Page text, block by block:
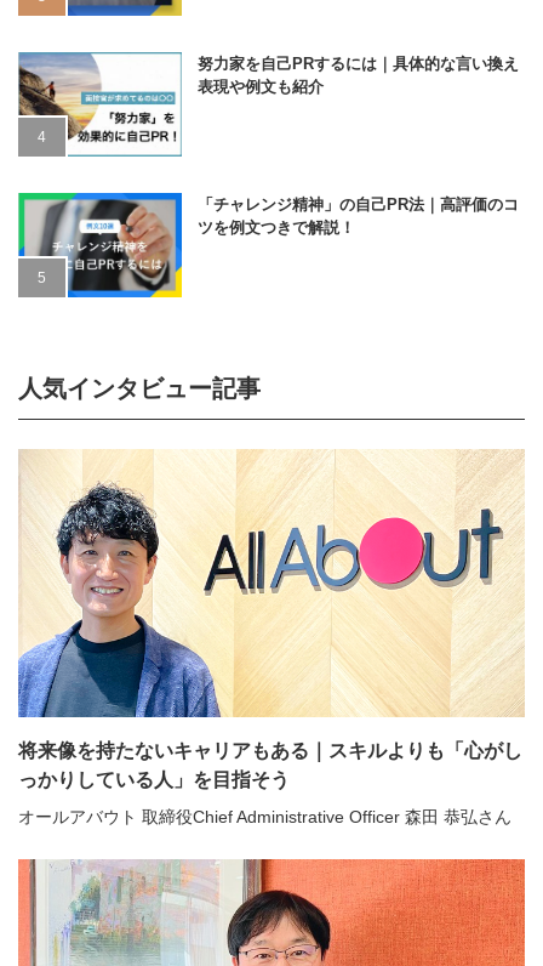
努力家を自己PRするには｜具体的な言い換え
表現や例文も紹介
「チャレンジ精神」の自己PR法｜高評価のコ
ツを例文つきで解説！
人気インタビュー記事
将来像を持たないキャリアもある｜スキルよりも「心がし
っかりしている人」を目指そう
オールアバウト 取締役Chief Administrative Officer 森田 恭弘さん